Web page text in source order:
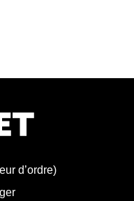
d’ordre)